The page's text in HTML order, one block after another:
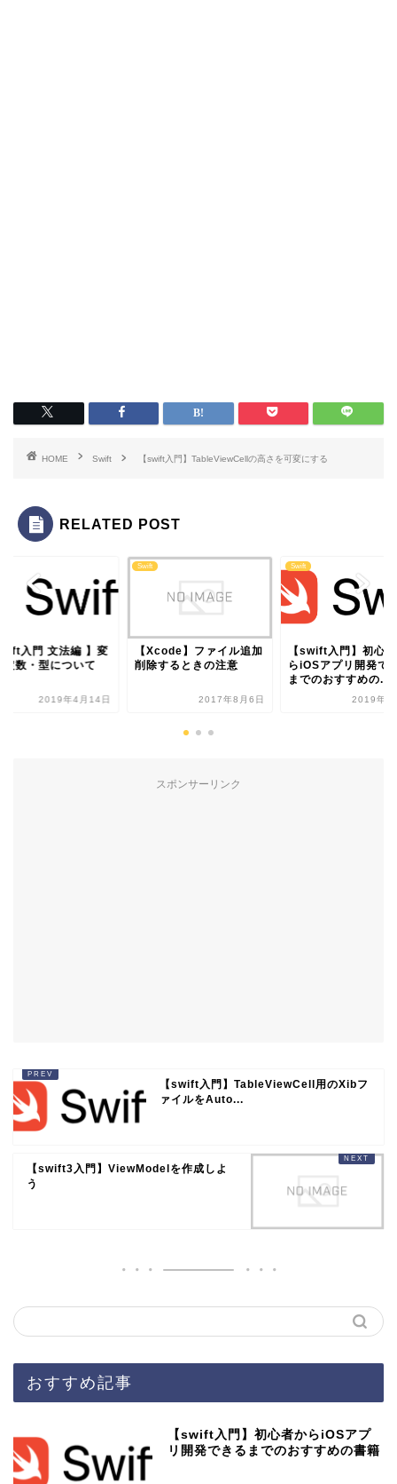
HOME Swift 【swift入門】TableViewCellの高さを可変にする
RELATED POST
入門 文法編 】変
定数・型について
2019年4月14日
Swift
【Xcode】ファイル追加
削除するときの注意
2017年8月6日
Swift
【swift入門】初心
らiOSアプリ開発で
までのおすすめの...
2019年3
スポンサーリンク
【swift入門】TableViewCell用のXibフ
ァイルをAuto...
【swift3入門】ViewModelを作成しよ
う
おすすめ記事
【swift入門】初心者からiOSアプ
リ開発できるまでのおすすめの書籍